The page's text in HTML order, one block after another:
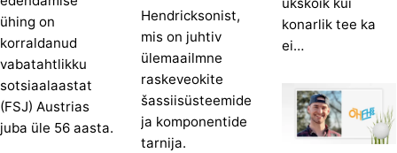
konarlik tee ka
ei…
ühing on
korraldanud
vabatahtlikku
sotsiaalaastat
(FSJ) Austrias
juba üle 56 aasta.
Hendricksonist,
mis on juhtiv
ülemaailmne
raskeveokite
šassiisüsteemide
ja komponentide
tarnija.